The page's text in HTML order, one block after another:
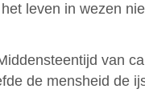
leven in wezen
van
de mensheid de